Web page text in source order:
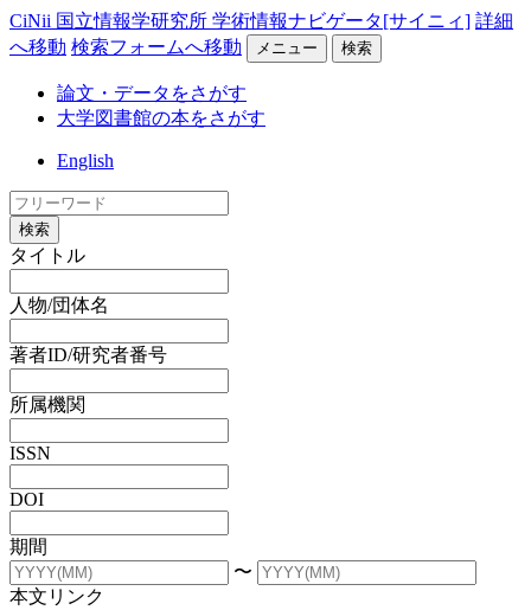
CiNii 国立情報学研究所 学術情報ナビゲータ[サイニィ] 詳細
へ移動 検索フォームへ移動 メニュー 検索
論文・データをさがす
大学図書館の本をさがす
English
検索
タイトル
人物/団体名
著者ID/研究者番号
所属機関
ISSN
DOI
期間
〜
本文リンク